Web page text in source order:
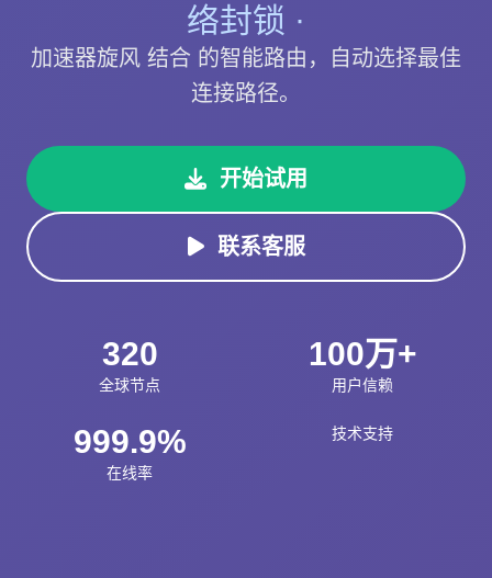
络封锁 ·
加速器旋风 结合 的智能路由，自动选择最佳
连接路径。
开始试用
联系客服
320
全球节点
100万+
用户信赖
999.9%
在线率
技术支持